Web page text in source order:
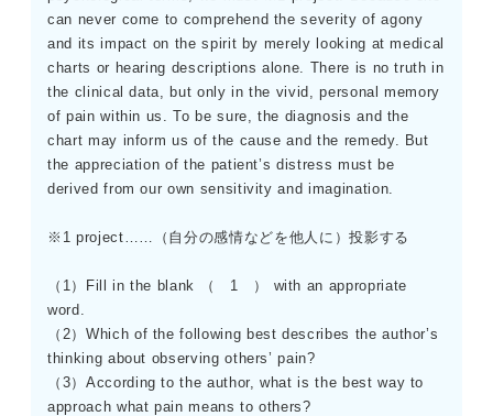
can never come to comprehend the severity of agony
and its impact on the spirit by merely looking at medical
charts or hearing descriptions alone. There is no truth in
the clinical data, but only in the vivid, personal memory
of pain within us. To be sure, the diagnosis and the
chart may inform us of the cause and the remedy. But
the appreciation of the patient’s distress must be
derived from our own sensitivity and imagination.
※1 project……（自分の感情などを他人に）投影する
（1）Fill in the blank （ 1 ） with an appropriate
word.
（2）Which of the following best describes the author’s
thinking about observing others’ pain?
（3）According to the author, what is the best way to
approach what pain means to others?